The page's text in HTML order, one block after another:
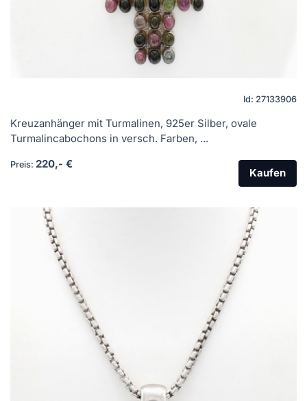
Id: 27133906
Kreuzanhänger mit Turmalinen, 925er Silber, ovale
Turmalincabochons in versch. Farben, ...
Preis: 220,- €
Kaufen